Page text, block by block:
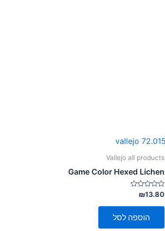
Vallejo all products
Game Color Hexed Lichen
דורג
0
מתוך
₪13.80
הוספה לסל